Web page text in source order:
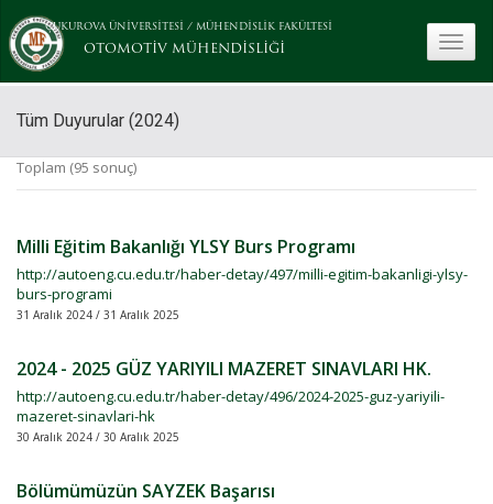
ÇUKUROVA ÜNİVERSİTESİ / MÜHENDİSLİK FAKÜLTESİ
OTOMOTİV MÜHENDİSLİĞİ
Tüm Duyurular (2024)
Toplam (95 sonuç)
Milli Eğitim Bakanlığı YLSY Burs Programı
http://autoeng.cu.edu.tr/haber-detay/497/milli-egitim-bakanligi-ylsy-
burs-programi
31 Aralık 2024 / 31 Aralık 2025
2024 - 2025 GÜZ YARIYILI MAZERET SINAVLARI HK.
http://autoeng.cu.edu.tr/haber-detay/496/2024-2025-guz-yariyili-
mazeret-sinavlari-hk
30 Aralık 2024 / 30 Aralık 2025
Bölümümüzün SAYZEK Başarısı